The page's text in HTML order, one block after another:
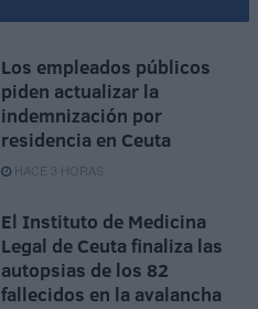
Los empleados públicos
piden actualizar la
indemnización por
residencia en Ceuta
HACE 3 HORAS
El Instituto de Medicina
Legal de Ceuta finaliza las
autopsias de los 82
fallecidos en la avalancha